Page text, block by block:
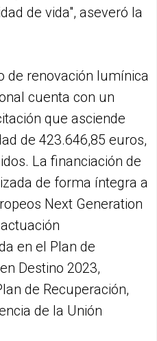
de vida", aseveró la
de renovación lumínica
cuenta con un
que asciende
de 423.646,85 euros,
La financiación de
de forma íntegra a
Next Generation
en el Plan de
Destino 2023,
de Recuperación,
de la Unión